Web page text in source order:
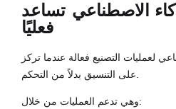
الاصطناعي تساعد
فعليًا
لعمليات التصنيع فعالة عندما تركز
وهي تدعم العمليات من خلال: